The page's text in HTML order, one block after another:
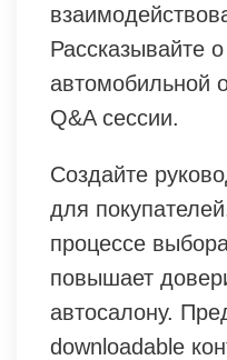
Рассказывайте
автомобильной
Q&A сессии.
Создайте
для
процессе
повышает
автосалону.
downloadable